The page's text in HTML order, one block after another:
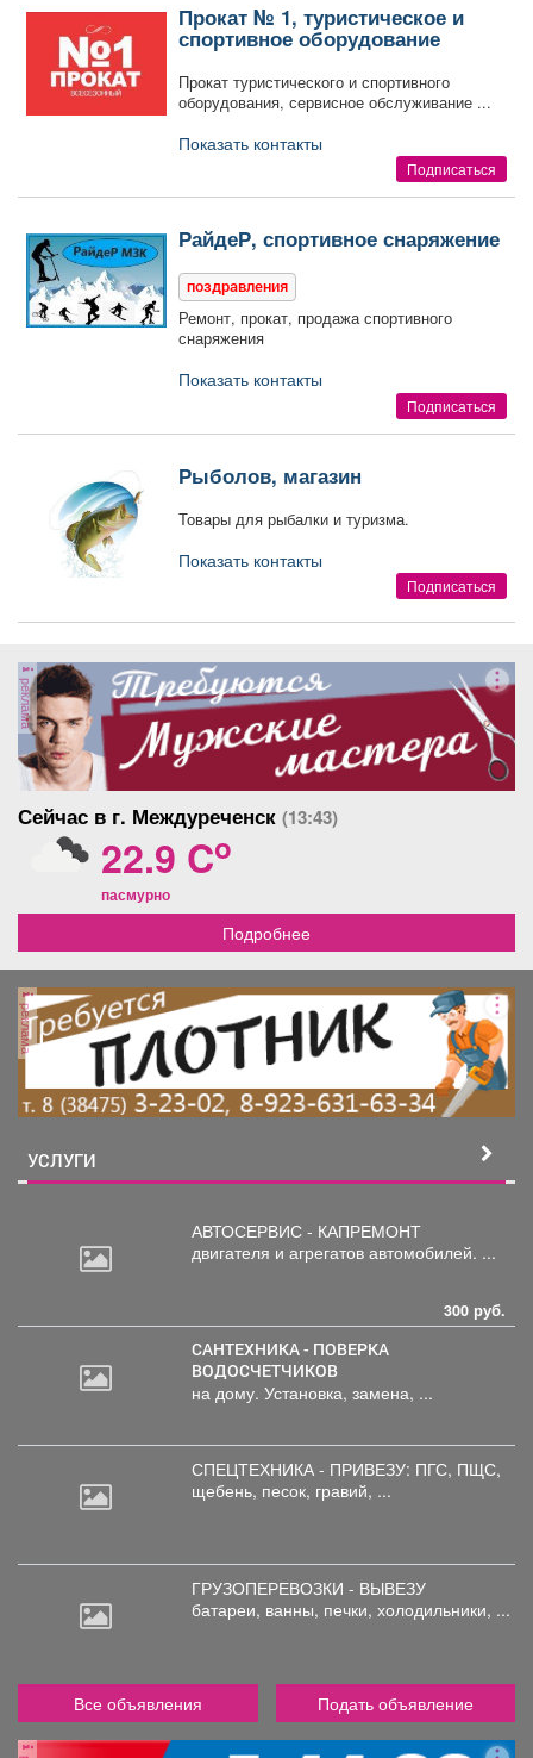
Прокат № 1, туристическое и
спортивное оборудование
Прокат туристического и спортивного
оборудования, сервисное обслуживание ...
Показать контакты
Подписаться
РайдеР, спортивное снаряжение
поздравления
Ремонт, прокат, продажа спортивного
снаряжения
Показать контакты
Подписаться
Рыболов, магазин
Товары для рыбалки и туризма.
Показать контакты
Подписаться
реклама
Сейчас в г. Междуреченск (13:43)
22.9 Co
пасмурно
Подробнее
реклама
УСЛУГИ
АВТОСЕРВИС - КАПРЕМОНТ
двигателя и агрегатов автомобилей. ...
300 руб.
САНТЕХНИКА - ПОВЕРКА
ВОДОСЧЕТЧИКОВ
на дому. Установка, замена, ...
СПЕЦТЕХНИКА - ПРИВЕЗУ: ПГС, ПЩС,
щебень, песок, гравий, ...
ГРУЗОПЕРЕВОЗКИ - ВЫВЕЗУ
батареи, ванны, печки, холодильники, ...
Все объявления Подать объявление